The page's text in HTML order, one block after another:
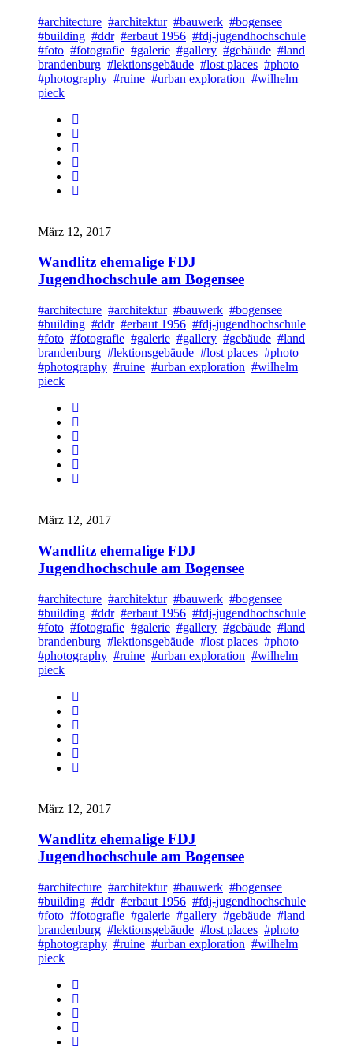
#architecture #architektur #bauwerk #bogensee
#building #ddr #erbaut 1956 #fdj-jugendhochschule
#foto #fotografie #galerie #gallery #gebäude #land
brandenburg #lektionsgebäude #lost places #photo
#photography #ruine #urban exploration #wilhelm
pieck
März 12, 2017
Wandlitz ehemalige FDJ
Jugendhochschule am Bogensee
#architecture #architektur #bauwerk #bogensee
#building #ddr #erbaut 1956 #fdj-jugendhochschule
#foto #fotografie #galerie #gallery #gebäude #land
brandenburg #lektionsgebäude #lost places #photo
#photography #ruine #urban exploration #wilhelm
pieck
März 12, 2017
Wandlitz ehemalige FDJ
Jugendhochschule am Bogensee
#architecture #architektur #bauwerk #bogensee
#building #ddr #erbaut 1956 #fdj-jugendhochschule
#foto #fotografie #galerie #gallery #gebäude #land
brandenburg #lektionsgebäude #lost places #photo
#photography #ruine #urban exploration #wilhelm
pieck
März 12, 2017
Wandlitz ehemalige FDJ
Jugendhochschule am Bogensee
#architecture #architektur #bauwerk #bogensee
#building #ddr #erbaut 1956 #fdj-jugendhochschule
#foto #fotografie #galerie #gallery #gebäude #land
brandenburg #lektionsgebäude #lost places #photo
#photography #ruine #urban exploration #wilhelm
pieck